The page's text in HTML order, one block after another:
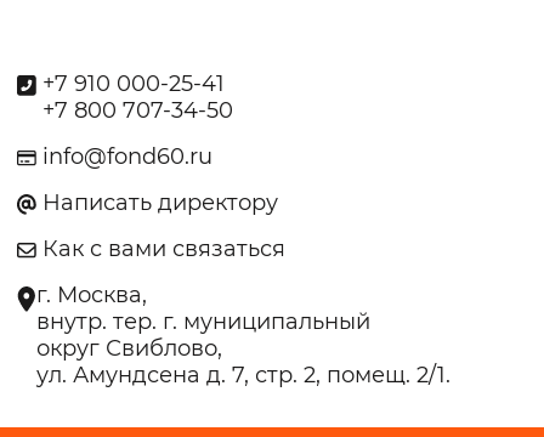
+7 910 000-25-41
+7 800 707-34-50
info@fond60.ru
Написать директору
Как с вами связаться
г. Москва,
внутр. тер. г. муниципальный
округ Свиблово,
ул. Амундсена д. 7, стр. 2, помещ. 2/1.